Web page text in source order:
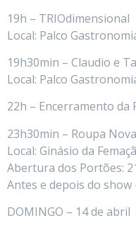
19h – TRIOdimensional
Local: Palco
19h30min – Claudio e
Local: Palco
22h – Encerramento da
23h30min – Roupa Nova
Local: Ginásio da
Abertura dos Portões:
Antes e depois do show
DOMINGO – 14 de abril